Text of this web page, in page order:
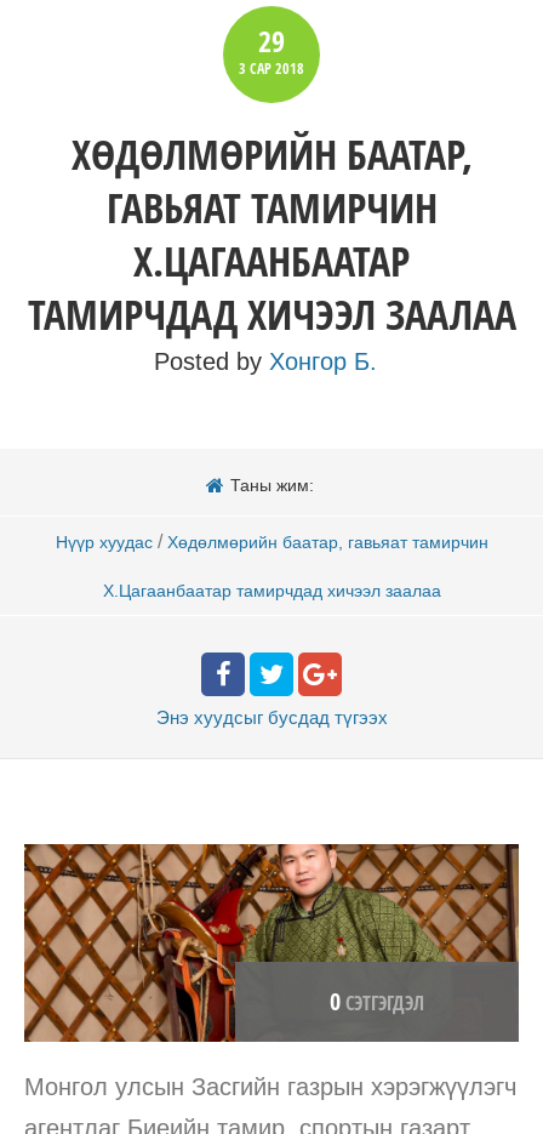
29
3 САР2018
ХӨДӨЛМӨРИЙН БААТАР,
ГАВЬЯАТ ТАМИРЧИН
Х.ЦАГААНБААТАР
ТАМИРЧДАД ХИЧЭЭЛ ЗААЛАА
Posted by Хонгор Б.
Таны жим:
Нүүр хуудас / Хөдөлмөрийн баатар, гавьяат тамирчин
Х.Цагаанбаатар тамирчдад хичээл заалаа
Энэ хуудсыг бусдад түгээх
0СЭТГЭГДЭЛ
Монгол улсын Засгийн газрын хэрэгжүүлэгч
агентлаг Биеийн тамир, спортын газарт